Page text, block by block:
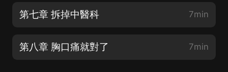
第七章 拆掉中醫科 7min
第八章 胸口痛就對了 7min